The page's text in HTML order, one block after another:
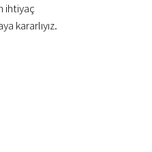
ihtiyaç
kararlıyız.